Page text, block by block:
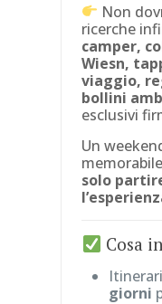
Non
ricerche
camper,
Wiesn,
viaggio,
bollini
esclusivi
Un
solo
Cosa
giorni